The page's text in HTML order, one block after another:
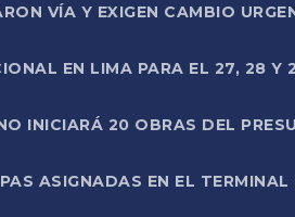
VÍA Y EXIGEN CAMBIO
EN LIMA PARA EL 27, 28 Y
INICIARÁ 20 OBRAS DEL
ASIGNADAS EN EL